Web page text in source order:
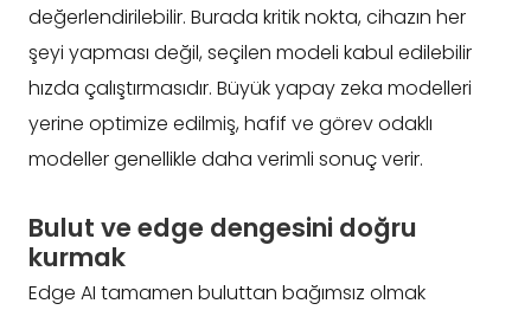
değerlendirilebilir. Burada kritik nokta, cihazın her
şeyi yapması değil, seçilen modeli kabul edilebilir
hızda çalıştırmasıdır. Büyük yapay zeka modelleri
yerine optimize edilmiş, hafif ve görev odaklı
modeller genellikle daha verimli sonuç verir.
Bulut ve edge dengesini doğru
kurmak
Edge AI tamamen buluttan bağımsız olmak